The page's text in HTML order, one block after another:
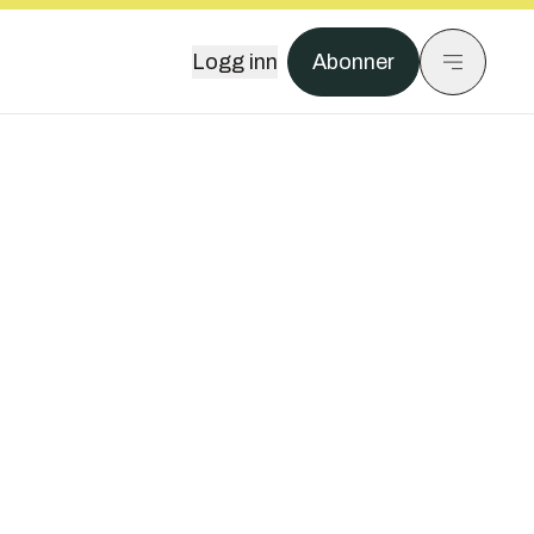
Logg inn Abonner